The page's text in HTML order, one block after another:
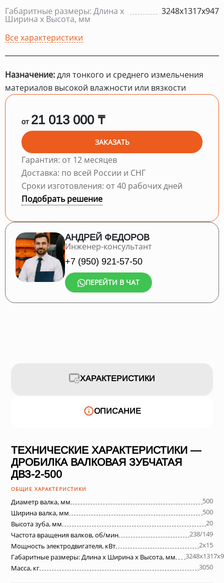
Габаритные размеры: Длина х
Ширина х Высота, мм
3248х1317х947
Все характеристики
Назначение:для тонкого и среднего измельчения
материалов высокой влажности или вязкости
от 21 013 000 ₸
ЗАКАЗАТЬ
Гарантия: от 12 месяцев
Доставка: по всей России и СНГ
Сроки изготовления: от 40 рабочих дней
Подобрать решение
АНДРЕЙ ФЕДОРОВ
Инженер-консультант
+7 (950) 921-57-50
ПЕРЕЙТИ В ЧАТ
ХАРАКТЕРИСТИКИ
ОПИСАНИЕ
ТЕХНИЧЕСКИЕ ХАРАКТЕРИСТИКИ —
ДРОБИЛКА ВАЛКОВАЯ ЗУБЧАТАЯ
ДВЗ-2-500
ОБЩИЕ ХАРАКТЕРИСТИКИ
Диаметр валка, мм
500
Ширина валка, мм
500
Высота зуба, мм
20
Частота вращения валков, об/мин
238/149
Мощность электродвигателя, кВт
2х15
Габаритные размеры: Длина х Ширина х Высота, мм
Масса, кг
3050